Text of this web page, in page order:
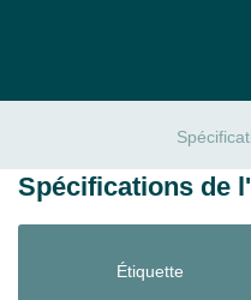
Spécifications de
Étiquette